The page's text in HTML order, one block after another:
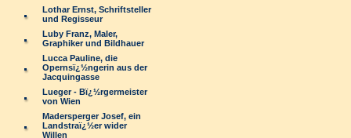
Lothar Ernst, Schriftsteller
und Regisseur
Luby Franz, Maler,
Graphiker und Bildhauer
Lucca Pauline, die
Opernsï¿½ngerin aus der
Jacquingasse
Lueger - Bï¿½rgermeister
von Wien
Madersperger Josef, ein
Landstraï¿½er wider
Willen